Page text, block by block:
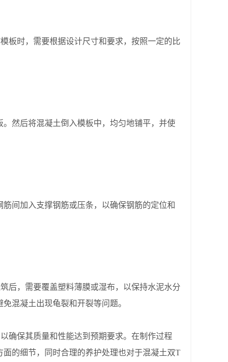
时，需要根据设计尺寸和要求，按照一定的比
然后将混凝土倒入模板中，均匀地铺平，并使
间加入支撑钢筋或压条，以确保钢筋的定位和
，需要覆盖塑料薄膜或湿布，以保持水泥水分
混凝土出现龟裂和开裂等问题。
保其质量和性能达到预期要求。在制作过程
的细节，同时合理的养护处理也对于混凝土双T